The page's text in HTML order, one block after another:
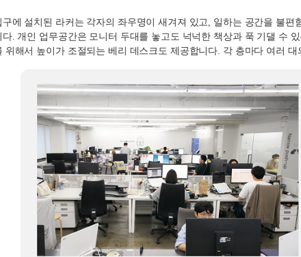
구에 설치된 라커는 각자의 좌우명이 새겨져 있고
일하는 공간을 불편
다. 개인 업무공간은 모니터 두대를 놓고도 넉넉한 책상과 푹 기댈 수
위해서 높이가 조절되는 베리 데스크도 제공합니다 각 층마다 여러